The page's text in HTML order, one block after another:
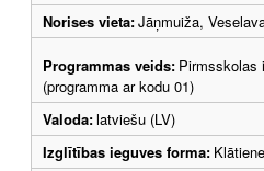
Norises vieta:Jāņmuiža,
Programmas veids: Pirmsskolas
(programma ar kodu 01)
Valoda:latviešu (LV)
Izglītības ieguves forma: Klātiene